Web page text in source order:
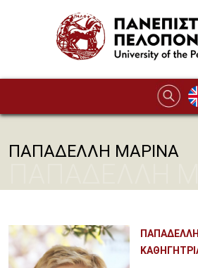
ΠΑΠΑΔΕΛΛΗ ΜΑΡΙΝΑ